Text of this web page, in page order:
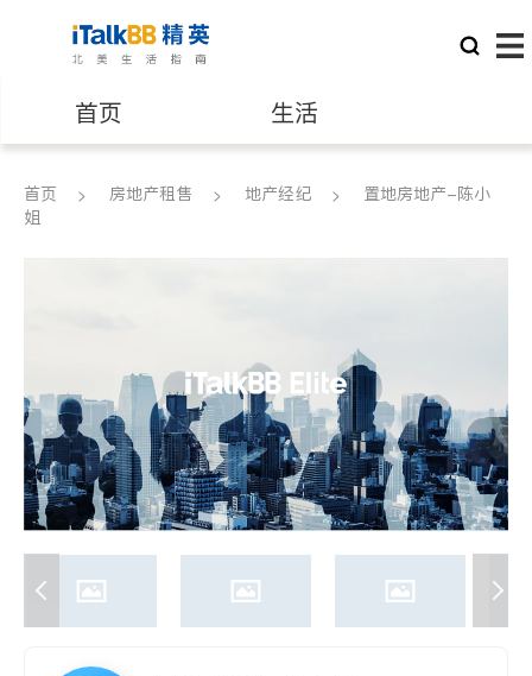
首页 生活
医生 律师
养老 非盈利组织
首页 房地产租售 地产经纪
置地房地产-陈小
姐